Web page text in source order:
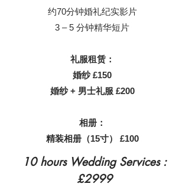
约70分钟婚礼纪实影片
3 – 5 分钟精华短片
礼服租赁：
婚纱 £150
婚纱 + 男士礼服 £200
相册：
精装相册（15寸） £100
10 hours Wedding Services :
£2999